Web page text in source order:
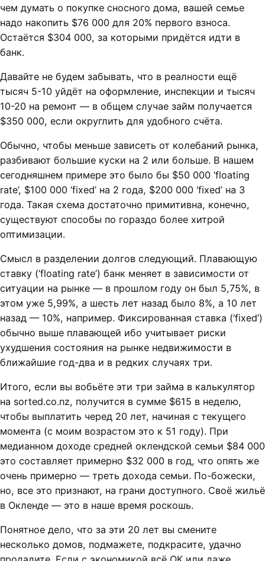
чем думать о покупке сносного дома, вашей семье
надо накопить $76 000 для 20% первого взноса.
Остаётся $304 000, за которыми придётся идти в
банк.
Давайте не будем забывать, что в реалности ещё
тысяч 5-10 уйдёт на оформление, инспекции и тысяч
10-20 на ремонт — в общем случае займ получается
$350 000, если округлить для удобного счёта.
Обычно, чтобы меньше зависеть от колебаний рынка,
разбивают большие куски на 2 или больше. В нашем
сегодняшнем примере это было бы $50 000 ‘floating
rate’, $100 000 ‘fixed’ на 2 года, $200 000 ‘fixed’ на 3
года. Такая схема достаточно примитивна, конечно,
существуют способы по гораздо более хитрой
оптимизации.
Смысл в разделении долгов следующий. Плавающую
ставку (‘floating rate’) банк меняет в зависимости от
ситуации на рынке — в прошлом году он был 5,75%, в
этом уже 5,99%, а шесть лет назад было 8%, а 10 лет
назад — 10%, например. Фиксированная ставка (‘fixed’)
обычно выше плавающей ибо учитывает риски
ухудшения состояния на рынке недвижимости в
ближайшие год-два и в редких случаях три.
Итого, если вы вобьёте эти три займа в калькулятор
на sorted.co.nz, получится в сумме $615 в неделю,
чтобы выплатить черед 20 лет, начиная с текущего
момента (с моим возрастом это к 51 году). При
медианном доходе средней оклендской семьи $84 000
это составляет примерно $32 000 в год, что опять же
очень примерно — треть дохода семьи. По-божески,
но, все это признают, на грани доступного. Своё жильё
в Окленде — это в наше время роскошь.
Понятное дело, что за эти 20 лет вы смените
несколько домов, подмажете, подкрасите, удачно